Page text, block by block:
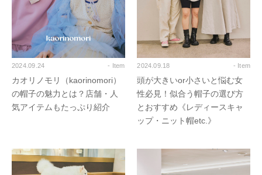
2024.09.24 - Item
カオリノモリ（kaorinomori）
の帽子の魅力とは？店舗・人
気アイテムもたっぷり紹介
2024.09.18 - Item
頭が大きいor小さいと悩む女
性必見！似合う帽子の選び方
とおすすめ《レディースキャ
ップ・ニット帽etc.》